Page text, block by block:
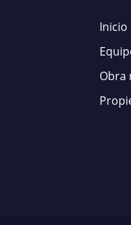
Inicio
Obra